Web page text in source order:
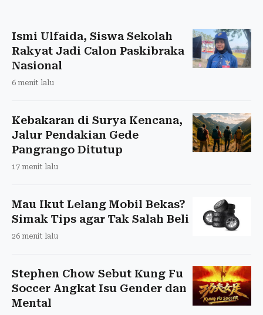
Ismi Ulfaida, Siswa Sekolah
Rakyat Jadi Calon Paskibraka
Nasional
6 menit lalu
Kebakaran di Surya Kencana,
Jalur Pendakian Gede
Pangrango Ditutup
17 menit lalu
Mau Ikut Lelang Mobil Bekas?
Simak Tips agar Tak Salah Beli
26 menit lalu
Stephen Chow Sebut Kung Fu
Soccer Angkat Isu Gender dan
Mental